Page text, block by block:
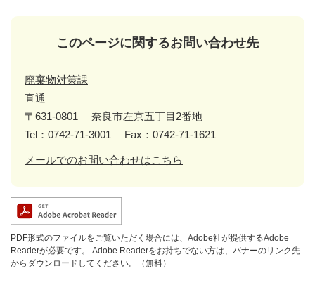
このページに関するお問い合わせ先
廃棄物対策課
直通
〒631-0801
奈良市左京五丁目2番地
Tel：0742-71-3001
Fax：0742-71-1621
メールでのお問い合わせはこちら
PDF形式のファイルをご覧いただく場合には、Adobe社が提供するAdobe
Readerが必要です。
Adobe Readerをお持ちでない方は、バナーのリンク先
からダウンロードしてください。（無料）